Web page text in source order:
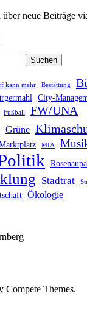
neue Beiträge
Suchen
kann mehr Bestattung
City-
Fußball FW/UNA
Grüne
MIA
Stadtrat
Ökologie
Compete Themes.